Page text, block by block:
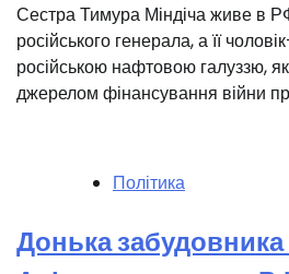
Сестра Тимура Міндіча живе в
російського генерала, а її
російською нафтовою галуззю,
джерелом фінансування війни
Політика
Донька забудовника